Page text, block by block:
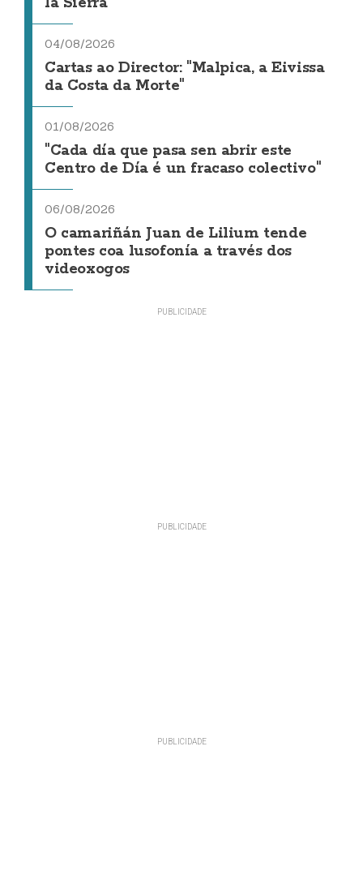
04/08/2026
Cartas ao Director: "Malpica, a Eivissa
da Costa da Morte"
01/08/2026
"Cada día que pasa sen abrir este
Centro de Día é un fracaso colectivo"
06/08/2026
O camariñán Juan de Lilium tende
pontes coa lusofonía a través dos
videoxogos